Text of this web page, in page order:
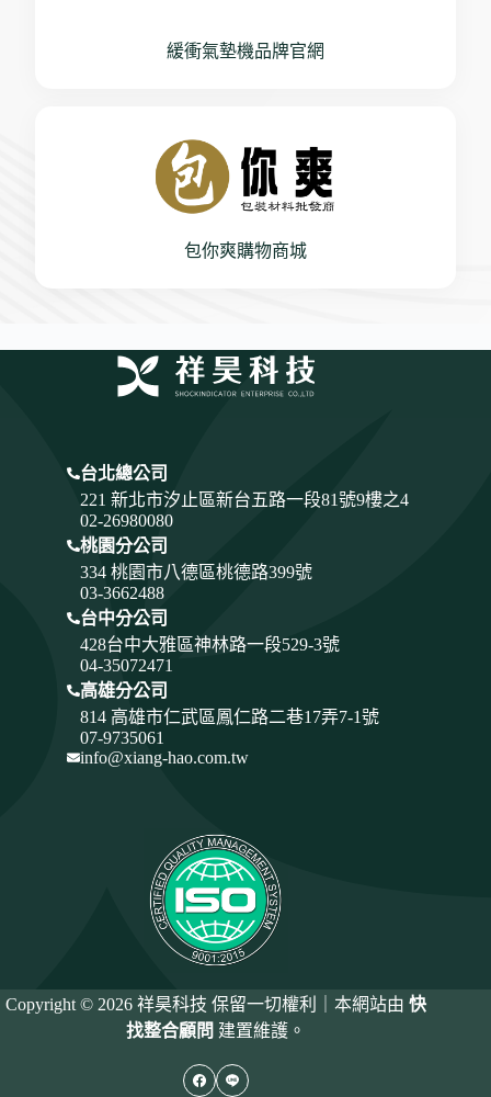
緩衝氣墊機品牌官網
包你爽購物商城
台北總公司
221 新北市汐止區新台五路一段81號9樓之4
02-26980080
桃園分公司
334 桃園市八德區桃德路399號
03-3662488
台中分公司
428台中大雅區神林路一段529-3號
04-35072471
高雄分公司
814 高雄市仁武區鳳仁路二巷17弄7-1號
07-9735061
info@xiang-hao.com.tw
Copyright © 2026 祥昊科技 保留一切權利｜本網站由快
找整合顧問 建置維護。